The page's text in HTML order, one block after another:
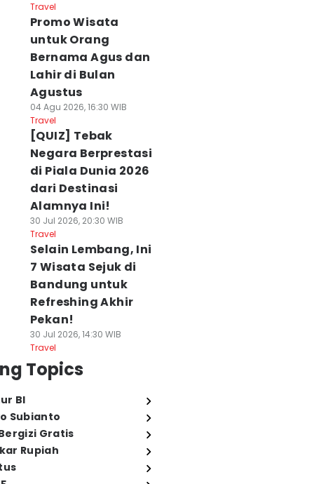
Travel
Promo Wisata
untuk Orang
Bernama Agus dan
Lahir di Bulan
Agustus
04 Agu 2026, 16:30 WIB
Travel
[QUIZ] Tebak
Negara Berprestasi
di Piala Dunia 2026
dari Destinasi
Alamnya Ini!
30 Jul 2026, 20:30 WIB
Travel
Selain Lembang, Ini
7 Wisata Sejuk di
Bandung untuk
Refreshing Akhir
Pekan!
30 Jul 2026, 14:30 WIB
Travel
Topics
BI
Subianto
Gratis
Rupiah